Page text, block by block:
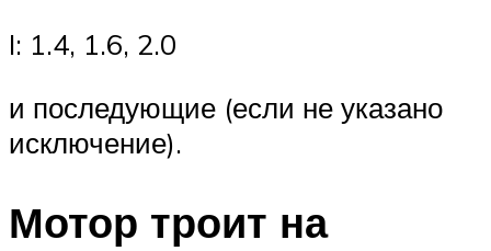
I: 1.4, 1.6, 2.0
и последующие (если не указано
исключение).
Мотор троит на